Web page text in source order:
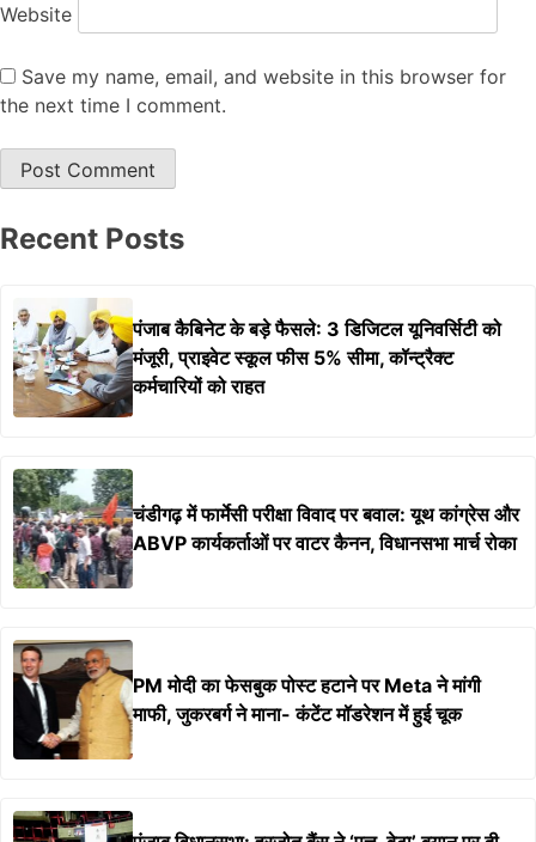
Website
Save my name, email, and website in this browser for
the next time I comment.
Recent Posts
पंजाब कैबिनेट के बड़े फैसले: 3 डिजिटल यूनिवर्सिटी को
मंजूरी, प्राइवेट स्कूल फीस 5% सीमा, कॉन्ट्रैक्ट
कर्मचारियों को राहत
चंडीगढ़ में फार्मेसी परीक्षा विवाद पर बवाल: यूथ कांग्रेस और
ABVP कार्यकर्ताओं पर वाटर कैनन, विधानसभा मार्च रोका
PM मोदी का फेसबुक पोस्ट हटाने पर Meta ने मांगी
माफी, जुकरबर्ग ने माना- कंटेंट मॉडरेशन में हुई चूक